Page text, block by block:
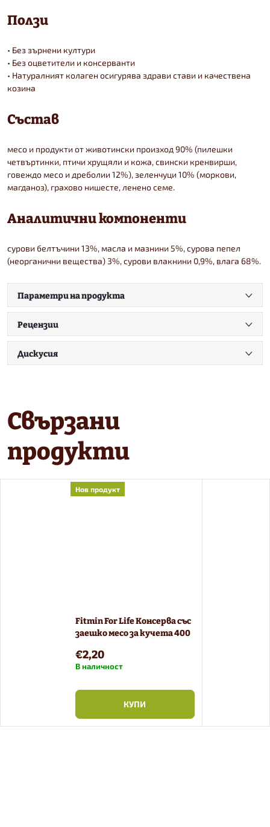
Ползи
• Без зърнени култури
• Без оцветители и консерванти
• Натуралният колаген осигурява здрави стави и качествена
козина
Състав
месо и продукти от животински произход 90% (пилешки
четвъртинки, птичи хрущяли и кожа, свински кренвирши,
говеждо месо и дреболии 12%), зеленчуци 10% (моркови,
магданоз), грахово нишесте, ленено семе.
Аналитични компоненти
сурови белтъчини 13%, масла и мазнини 5%, сурова пепел
(неорганични вещества) 3%, сурови влакнини 0,9%, влага 68%.
Параметри на продукта
Рецензии
Дискусия
Свързани
продукти
Нов продукт
Fitmin For Life Консерва със
заешко месо за кучета 400
€2,20
В наличност
КУПИ